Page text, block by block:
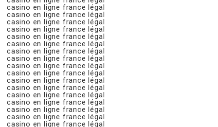
casino en ligne france légal
casino en ligne france légal
casino en ligne france légal
casino en ligne france légal
casino en ligne france légal
casino en ligne france légal
casino en ligne france légal
casino en ligne france légal
casino en ligne france légal
casino en ligne france légal
casino en ligne france légal
casino en ligne france légal
casino en ligne france légal
casino en ligne france légal
casino en ligne france légal
casino en ligne france légal
casino en ligne france légal